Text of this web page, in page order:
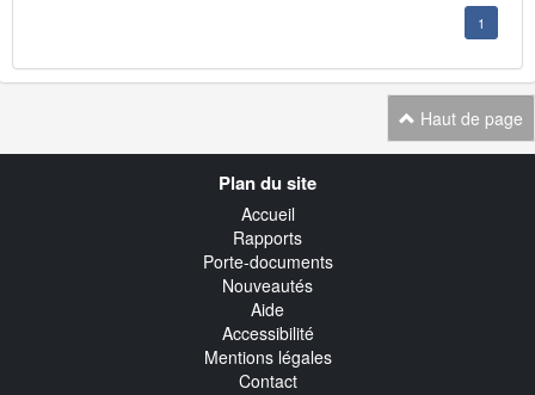
1
Haut de page
Plan du site
Accueil
Rapports
Porte-documents
Nouveautés
Aide
Accessibilité
Mentions légales
Contact